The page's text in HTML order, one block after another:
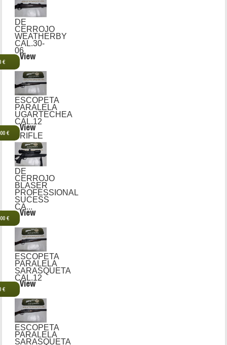
DE
CERROJO
WEATHERBY
CAL.30-
06
€
View
ESCOPETA
PARALELA
UGARTECHEA
CAL.12
€
View
RIFLE
DE
CERROJO
BLASER
PROFESSIONAL
SUCESS
CA...
€
View
ESCOPETA
PARALELA
SARASQUETA
CAL.12
€
View
ESCOPETA
PARALELA
SARASQUETA